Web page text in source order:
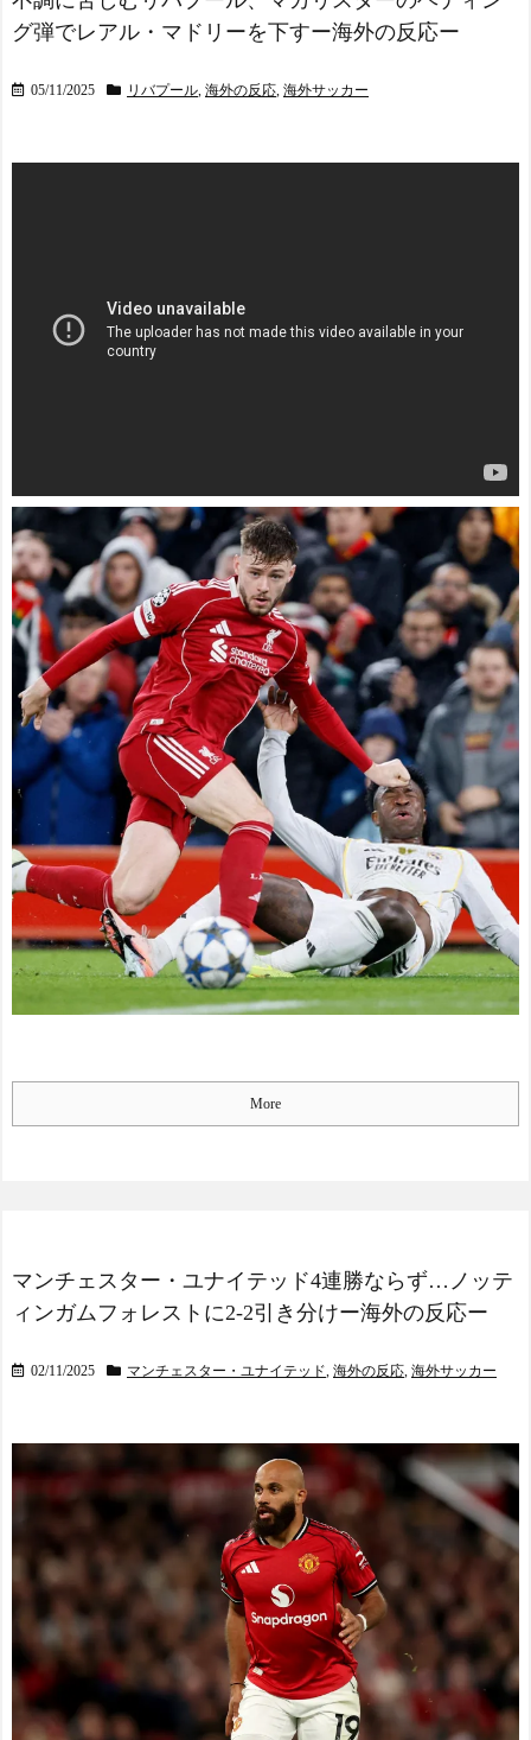
グ弾でレアル・マドリーを下すー海外の反応ー
05/11/2025 リバプール, 海外の反応, 海外サッカー
More
マンチェスター・ユナイテッド4連勝ならず…ノッテ
ィンガムフォレストに2-2引き分けー海外の反応ー
02/11/2025 マンチェスター・ユナイテッド, 海外の反応, 海外サッカー